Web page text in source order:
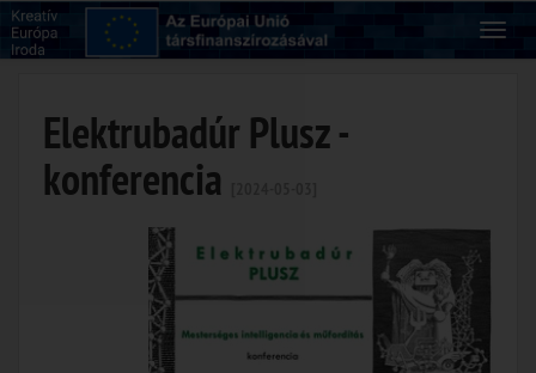
Elektrubadúr Plusz -
konferencia